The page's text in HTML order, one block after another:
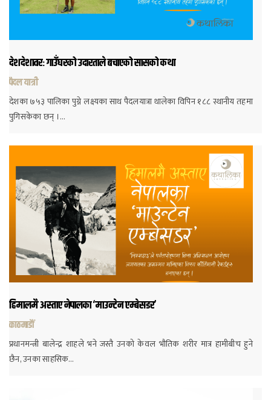
देशदेशावरः गाउँघरको उदारताले बचाएको सासको कथा
पैदल यात्री
देशका ७५३ पालिका पुग्ने लक्ष्यका साथ पैदलयात्रा थालेका विपिन १८८ स्थानीय तहमा
पुगिसकेका छन् ।…
हिमालमै अस्ताए नेपालका ‘माउन्टेन एम्बेसडर’
काठमाडौं
प्रधानमन्त्री बालेन्द्र शाहले भने जस्तै उनको केवल भौतिक शरीर मात्र हामीबीच हुने
छैन, उनका साहसिक…